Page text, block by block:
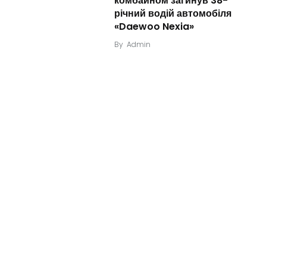
річний водій автомобіля
«Daewoo Nexia»
By Admin